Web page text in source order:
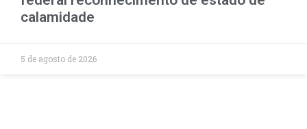
calamidade
5 de agosto de 2026